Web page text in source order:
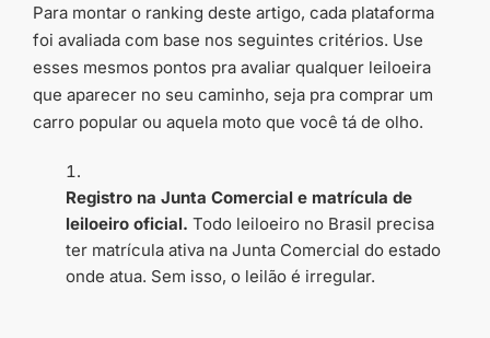
Para montar o ranking deste artigo, cada plataforma
foi avaliada com base nos seguintes critérios. Use
esses mesmos pontos pra avaliar qualquer leiloeira
que aparecer no seu caminho, seja pra comprar um
carro popular ou aquela moto que você tá de olho.
Registro na Junta Comercial e matrícula de
leiloeiro oficial. Todo leiloeiro no Brasil precisa
ter matrícula ativa na Junta Comercial do estado
onde atua. Sem isso, o leilão é irregular.